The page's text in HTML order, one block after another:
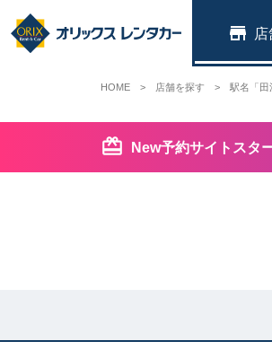
店
New予約サイトスタ
HOME 店舗を探す 駅名「田